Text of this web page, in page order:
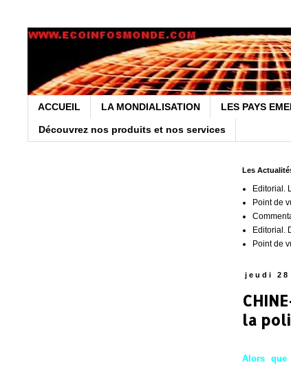
ACCUEIL LA MONDIALISATION LES PAYS
Découvrez nos produits et nos services
Les
Editorial.
Point de
Editorial.
Point de
jeudi 28
la
Alors que